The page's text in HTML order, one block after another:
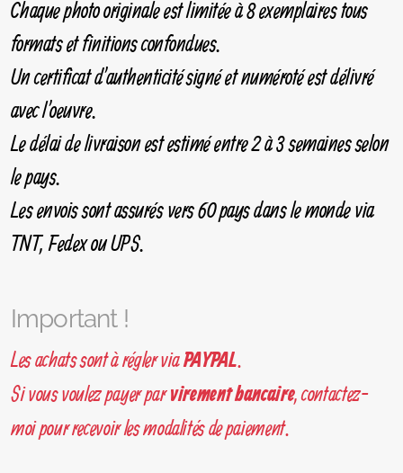
Chaque photo originale est limitée à 8 exemplaires tous
formats et finitions confondues.
Un certificat d'authenticité signé et numéroté est délivré
avec l'oeuvre.
Le délai de livraison est estimé entre 2 à 3 semaines selon
le pays.
Les envois sont assurés vers 60 pays dans le monde via
TNT, Fedex ou UPS.
Important !
Les achats sont à régler viaPAYPAL.
Si vous voulez payer parvirement bancaire, contactez-
moi pour recevoir les modalités de paiement.